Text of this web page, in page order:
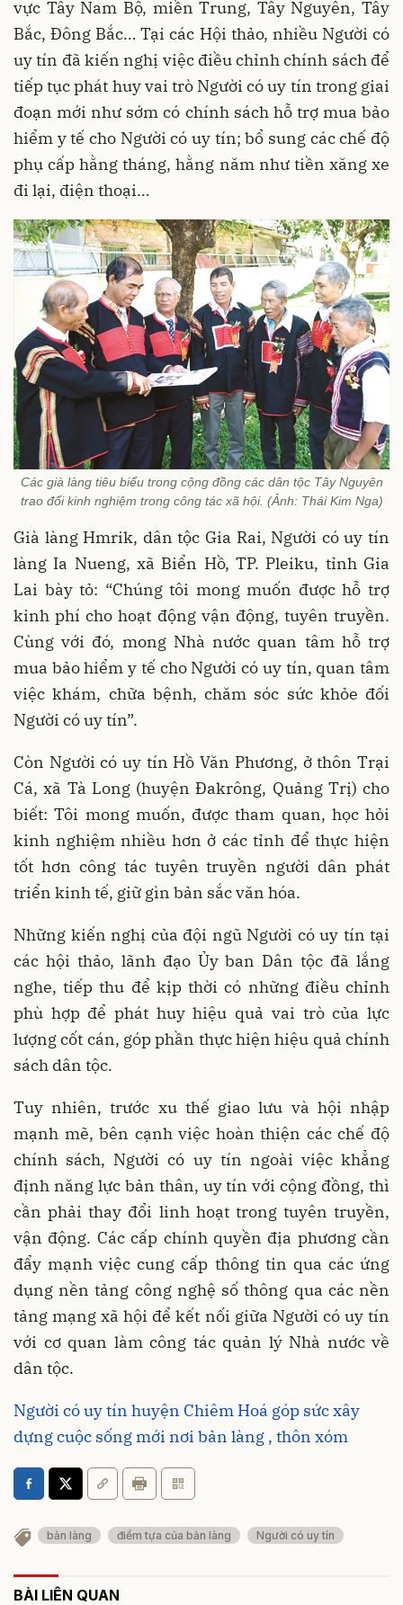
vực Tây Nam Bộ, miền Trung, Tây Nguyên, Tây
Bắc, Đông Bắc… Tại các Hội thảo, nhiều Người có
uy tín đã kiến nghị việc điều chỉnh chính sách để
tiếp tục phát huy vai trò Người có uy tín trong giai
đoạn mới như sớm có chính sách hỗ trợ mua bảo
hiểm y tế cho Người có uy tín; bổ sung các chế độ
phụ cấp hằng tháng, hằng năm như tiền xăng xe
đi lại, điện thoại…
Các già làng tiêu biểu trong cộng đồng các dân tộc Tây Nguyên
trao đổi kinh nghiệm trong công tác xã hội. (Ảnh: Thái Kim Nga)
Già làng Hmrik, dân tộc Gia Rai, Người có uy tín
làng Ia Nueng, xã Biển Hồ, TP. Pleiku, tỉnh Gia
Lai bày tỏ: “Chúng tôi mong muốn được hỗ trợ
kinh phí cho hoạt động vận động, tuyên truyền.
Cùng với đó, mong Nhà nước quan tâm hỗ trợ
mua bảo hiểm y tế cho Người có uy tín, quan tâm
việc khám, chữa bệnh, chăm sóc sức khỏe đối
Người có uy tín”.
Còn Người có uy tín Hồ Văn Phương, ở thôn Trại
Cá, xã Tà Long (huyện Đakrông, Quảng Trị) cho
biết: Tôi mong muốn, được tham quan, học hỏi
kinh nghiệm nhiều hơn ở các tỉnh để thực hiện
tốt hơn công tác tuyên truyền người dân phát
triển kinh tế, giữ gìn bản sắc văn hóa.
Những kiến nghị của đội ngũ Người có uy tín tại
các hội thảo, lãnh đạo Ủy ban Dân tộc đã lắng
nghe, tiếp thu để kịp thời có những điều chỉnh
phù hợp để phát huy hiệu quả vai trò của lực
lượng cốt cán, góp phần thực hiện hiệu quả chính
sách dân tộc.
Tuy nhiên, trước xu thế giao lưu và hội nhập
mạnh mẽ, bên cạnh việc hoàn thiện các chế độ
chính sách, Người có uy tín ngoài việc khẳng
định năng lực bản thân, uy tín với cộng đồng, thì
cần phải thay đổi linh hoạt trong tuyên truyền,
vận động. Các cấp chính quyền địa phương cần
đẩy mạnh việc cung cấp thông tin qua các ứng
dụng nền tảng công nghệ số thông qua các nền
tảng mạng xã hội để kết nối giữa Người có uy tín
với cơ quan làm công tác quản lý Nhà nước về
dân tộc.
Người có uy tín huyện Chiêm Hoá góp sức xây
dựng cuộc sống mới nơi bản làng , thôn xóm
bản làng điểm tựa của bản làng Người có uy tín
BÀI LIÊN QUAN